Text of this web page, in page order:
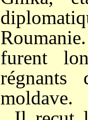
furent
régnants
moldave.